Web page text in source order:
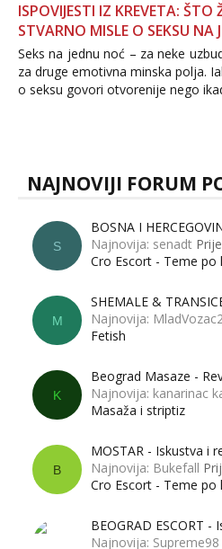
ISPOVIJESTI IZ KREVETA: ŠTO
STVARNO MISLE O SEKSU NA
Seks na jednu noć – za neke
za druge emotivna minska polja.
o seksu govori otvorenije nego
dalje izaziva burne rasprave.
NAJNOVIJI FORUM
S
BOSNA I
Najnovija: senadt
Cro Escort - Teme po
M
SHEMALE &
Najnovija:
Fetish
K
Beograd Masaze -
Najnovija: kanarinac
Masaža i striptiz
B
MOSTAR - Iskustva i
Najnovija: Bukefall
Cro Escort - Teme po
BEOGRAD ESCORT -
Najnovija: Supreme98